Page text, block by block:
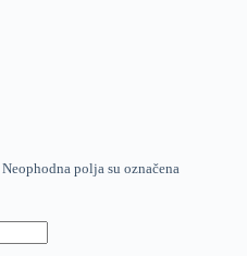
Neophodna polja su označena